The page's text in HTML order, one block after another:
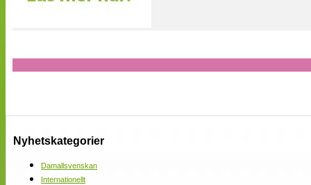
Nyhetskategorier
Damallsvenskan
Internationellt